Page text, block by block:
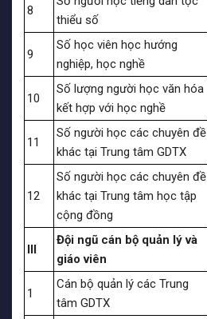
8
thiểu số
9
Số học viên học hướng
nghiệp, học nghề
10
Số lượng người học văn hóa
kết hợp với học nghề
11
Số người học các chuyên đề
khác tại Trung tâm GDTX
12
Số người học các chuyên đề
khác tại Trung tâm học tập
cộng đồng
III
Đội ngũ cán bộ quản lý và
giáo viên
1
Cán bộ quản lý các Trung
tâm GDTX